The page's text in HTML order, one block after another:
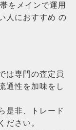
をメインで運用
人におすすめ の
は専門の査定員
通性を加味をし
是非、トレード
ださい。